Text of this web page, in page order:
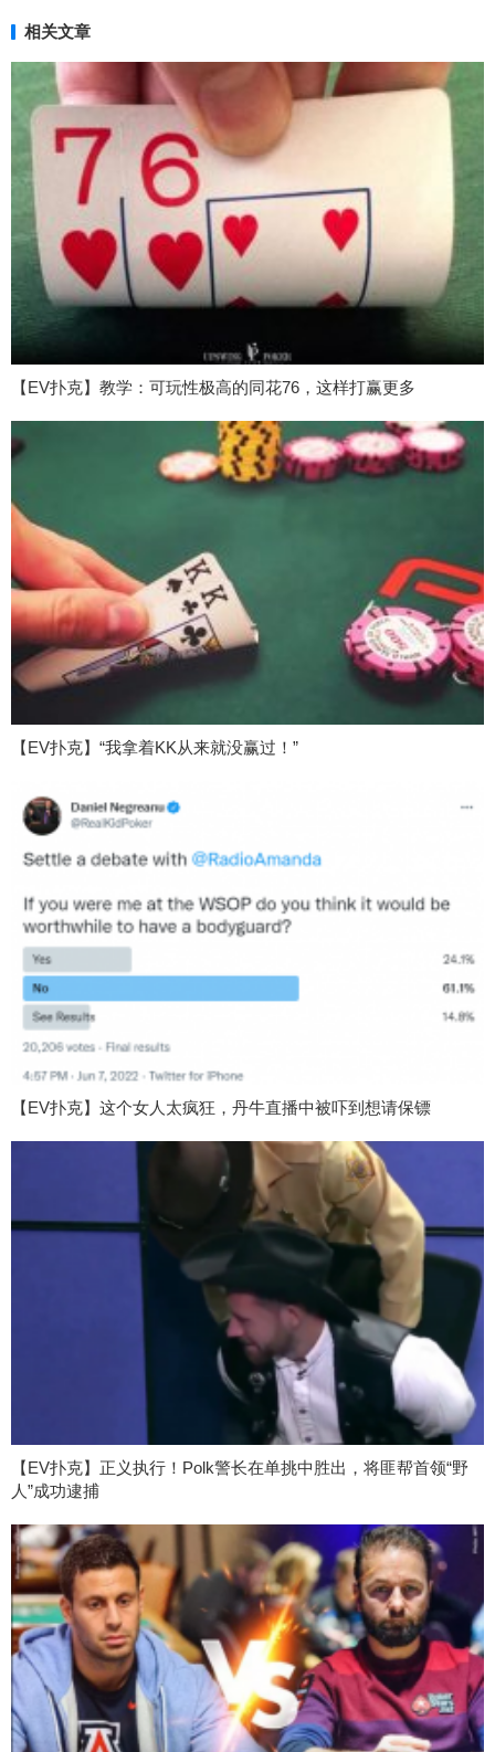
相关文章
【EV扑克】教学：可玩性极高的同花76，这样打赢更多
【EV扑克】“我拿着KK从来就没赢过！”
【EV扑克】这个女人太疯狂，丹牛直播中被吓到想请保镖
【EV扑克】正义执行！Polk警长在单挑中胜出，将匪帮首领“野
人”成功逮捕